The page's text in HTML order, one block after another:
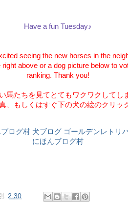
Have a fun Tuesday♪
seeing the new horses in the
above or a dog picture below to
ranking. Thank you!
馬たちを見てとてもワクワクしてし
、もしくはすぐ下の犬の絵のクリッ
にほんブログ村
: 2:30